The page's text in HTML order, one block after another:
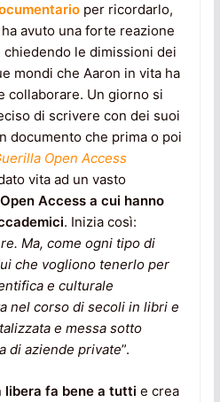
per ricordarlo,
avuto una forte reazione
chiedendo le dimissioni dei
mondi che Aaron in vita ha
collaborare. Un giorno si
di scrivere con dei suoi
documento che prima o poi
Open Access
vita ad un vasto
Access a cui hanno
. Inizia così:
Ma, come ogni tipo di
che vogliono tenerlo per
e culturale
nel corso di secoli in libri e
e messa sotto
di aziende private”.
libera fa bene a tutti e crea